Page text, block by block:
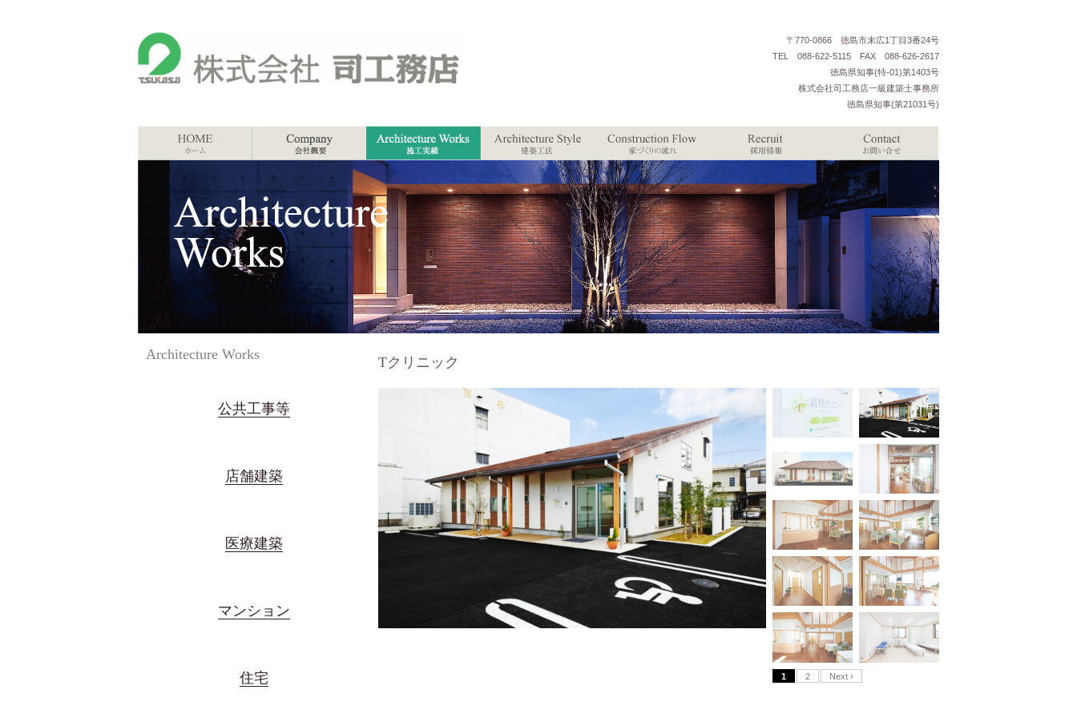
〒770-0866 徳島市末広1丁目3番24号
TEL 088-622-5115 FAX 088-626-2617
徳島県知事(特-01)第1403号
株式会社司工務店一級建築士事務所
徳島県知事(第21031号)
Tクリニック
1 2 Next ›
Architecture Works
公共工事等
店舗建築
医療建築
マンション
住宅